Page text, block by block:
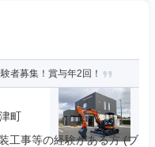
者募集！賞与年2回！
町
工事等の経験がある方 (ブ